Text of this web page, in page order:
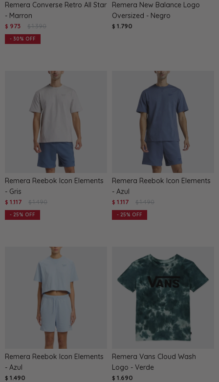
Remera Converse Retro All Star
- Marron
$ 973 $ 1.390
30
Remera New Balance Logo
Oversized - Negro
$ 1.790
Remera Reebok Icon Elements
- Gris
$ 1.117 $ 1.490
25
Remera Reebok Icon Elements
- Azul
$ 1.117 $ 1.490
25
Remera Reebok Icon Elements
- Azul
$ 1.490
Remera Vans Cloud Wash
Logo - Verde
$ 1.690